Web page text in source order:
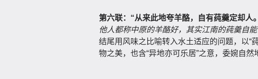
第六联：“从来此地夸羊酪，自有莼羹定却人
他人都称中原的羊酪好，其实江南的莼羹自能
结尾用风味之比喻转入水土适应的问题，以“
物之美，也含“异地亦可乐居”之意，委婉自然